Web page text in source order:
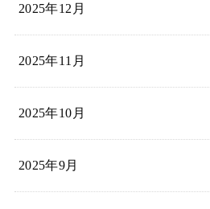
2025年12月
2025年11月
2025年10月
2025年9月